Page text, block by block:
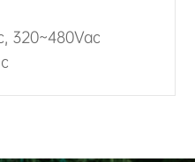
320~480Vac